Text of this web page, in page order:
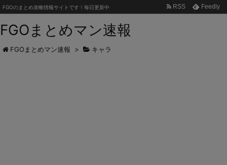
FGOまとめマン速報
FGOのまとめ攻略情報サイトです！毎日更新中 RSS Feedly
FGOまとめマン速報 > キャラ